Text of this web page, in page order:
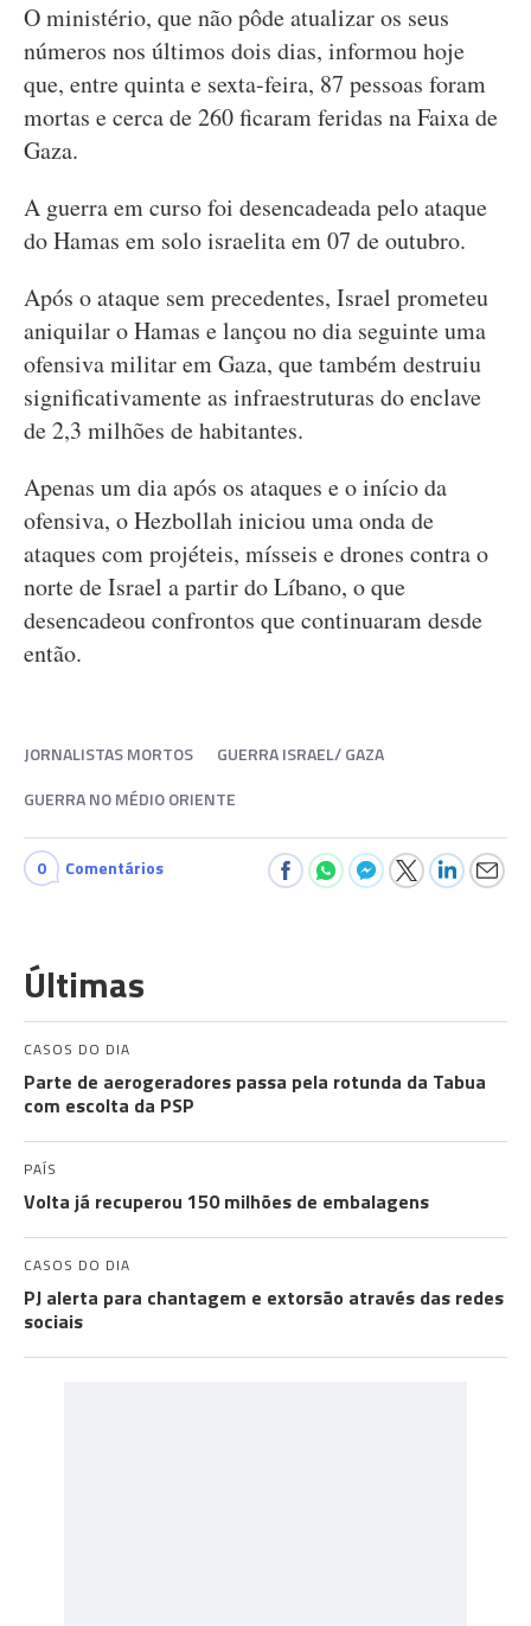
O ministério, que não pôde atualizar os seus
números nos últimos dois dias, informou hoje
que, entre quinta e sexta-feira, 87 pessoas foram
mortas e cerca de 260 ficaram feridas na Faixa de
Gaza.
A guerra em curso foi desencadeada pelo ataque
do Hamas em solo israelita em 07 de outubro.
Após o ataque sem precedentes, Israel prometeu
aniquilar o Hamas e lançou no dia seguinte uma
ofensiva militar em Gaza, que também destruiu
significativamente as infraestruturas do enclave
de 2,3 milhões de habitantes.
Apenas um dia após os ataques e o início da
ofensiva, o Hezbollah iniciou uma onda de
ataques com projéteis, mísseis e drones contra o
norte de Israel a partir do Líbano, o que
desencadeou confrontos que continuaram desde
então.
JORNALISTAS MORTOS
GUERRA ISRAEL/ GAZA
GUERRA NO MÉDIO ORIENTE
0 Comentários
Últimas
CASOS DO DIA
Parte de aerogeradores passa pela rotunda da Tabua
com escolta da PSP
PAÍS
Volta já recuperou 150 milhões de embalagens
CASOS DO DIA
PJ alerta para chantagem e extorsão através das redes
sociais